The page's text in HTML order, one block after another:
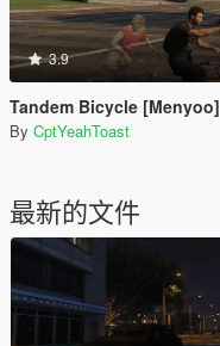
3.9
Tandem Bicycle [Menyoo]
By CptYeahToast
最新的文件